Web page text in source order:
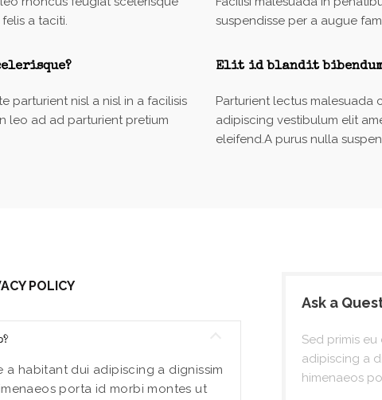
a taciti.
parturient nisl a nisl in a facilisis
leo ad ad parturient pretium
suspendisse per a augue
Elit id blandit
Parturient lectus malesuada
adipiscing vestibulum elit
eleifend.A purus nulla
POLICY
a habitant dui adipiscing a dignissim
porta id morbi montes ut
Ask a
Sed primis
adipiscing a
himenaeos